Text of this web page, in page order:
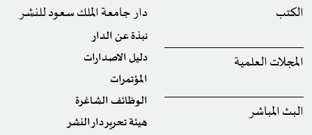
الكتب
المجلات العلمية
البث المباشر
دار جامعة الملك سعود للنشر
نبذة عن الدار
دليل الاصدارات
المؤتمرات
الوظائف الشاغرة
هيئة تحرير دار النشر